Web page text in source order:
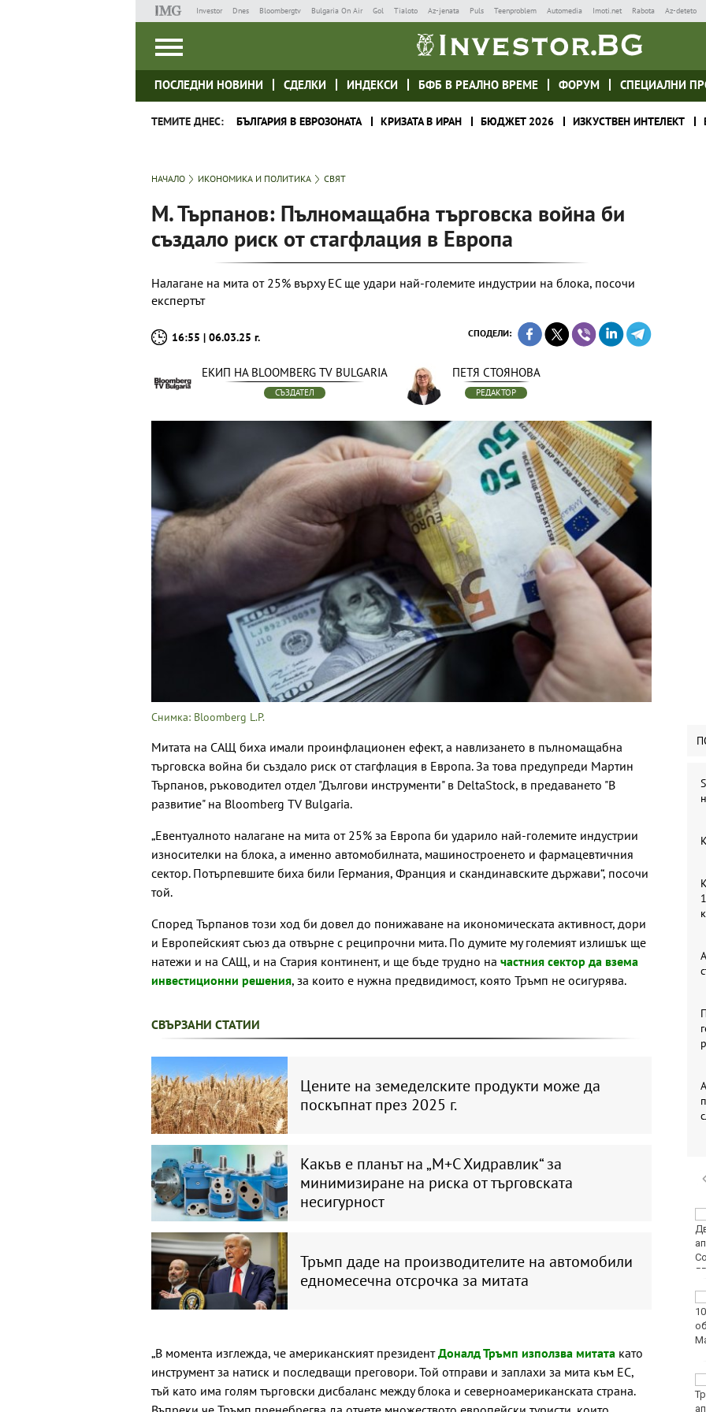
Investor Dnes Bloombergtv Bulgaria On Air Gol Tialoto Az-jenata Puls Teenproblem Automedia Imoti.net Rabota Az-deteto
ПОСЛЕДНИ НОВИНИ СДЕЛКИ ИНДЕКСИ БФБ В РЕАЛНО ВРЕМЕ ФОРУМ СПЕЦИАЛНИ
ТЕМИТЕ ДНЕС: БЪЛГАРИЯ В ЕВРОЗОНАТА КРИЗАТА В ИРАН БЮДЖЕТ 2026 ИЗКУСТВЕН ИНТЕЛЕКТ
НАЧАЛО ИКОНОМИКА И ПОЛИТИКА СВЯТ
М. Търпанов: Пълномащабна търговска война би
създало риск от стагфлация в Европа
Налагане на мита от 25% върху ЕС ще удари най-големите индустрии на блока, посочи
експертът
16:55 | 06.03.25 г. СПОДЕЛИ:
ЕКИП НА BLOOMBERG TV BULGARIA
СЪЗДАТЕЛ
ПЕТЯ СТОЯНОВА
РЕДАКТОР
Снимка: Bloomberg L.P.
Митата на САЩ биха имали проинфлационен ефект, а навлизането в пълномащабна
търговска война би създало риск от стагфлация в Европа. За това предупреди Мартин
Търпанов, ръководител отдел "Дългови инструменти" в DeltaStock, в предаването "В
развитие" на Bloomberg TV Bulgaria.
„Евентуалното налагане на мита от 25% за Европа би ударило най-големите индустрии
износителки на блока, а именно автомобилната, машиностроенето и фармацевтичния
сектор. Потърпевшите биха били Германия, Франция и скандинавските държави“, посочи
той.
Според Търпанов този ход би довел до понижаване на икономическата активност, дори
и Европейският съюз да отвърне с реципрочни мита. По думите му големият излишък ще
натежи и на САЩ, и на Стария континент, и ще бъде трудно на частния сектор да взема
инвестиционни решения, за които е нужна предвидимост, която Тръмп не осигурява.
СВЪРЗАНИ СТАТИИ
Цените на земеделските продукти може да
поскъпнат през 2025 г.
Какъв е планът на „М+С Хидравлик“ за
минимизиране на риска от търговската
несигурност
Тръмп даде на производителите на автомобили
едномесечна отсрочка за митата
„В момента изглежда, че американският президентДоналд Тръмп използва митата като
инструмент за натиск и последващи преговори. Той отправи и заплахи за мита към ЕС,
тъй като има голям търговски дисбаланс между блока и северноамериканската страна.
Варненско
Тази събота: откриват
ловния сезон за
пернат дивеч